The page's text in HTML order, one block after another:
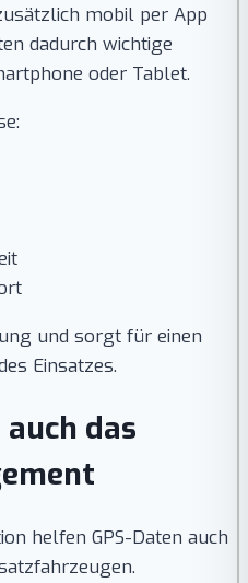
mobil per App
dadurch wichtige
oder Tablet.
und sorgt für einen
Einsatzes.
das
helfen GPS-Daten auch